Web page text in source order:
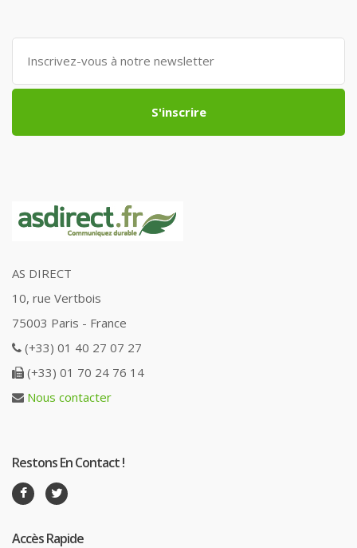
S'inscrire
AS DIRECT
10, rue Vertbois
75003 Paris - France
(+33) 01 40 27 07 27
(+33) 01 70 24 76 14
Nous contacter
Restons En Contact !
Accès Rapide